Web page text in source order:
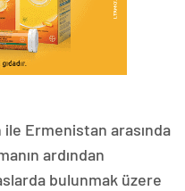
ile Ermenistan arasında
ardından
bulunmak üzere